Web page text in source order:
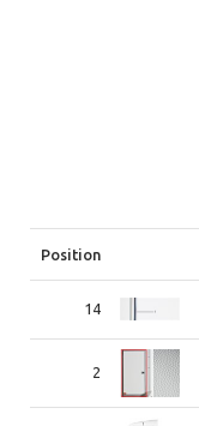
Position
14
2